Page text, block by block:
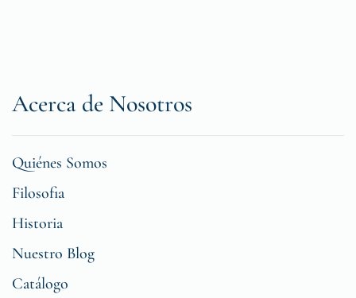
Acerca de Nosotros
Quiénes Somos
Filosofia
Historia
Nuestro Blog
Catálogo